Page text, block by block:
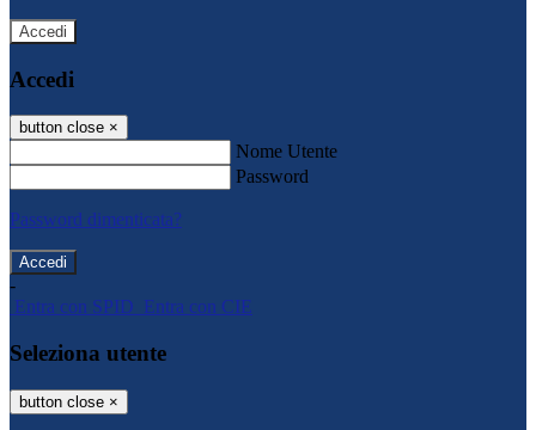
Accedi
Accedi
button close ×
Nome Utente
Password
Password dimenticata?
-
Entra con SPID Entra con CIE
Seleziona utente
button close ×